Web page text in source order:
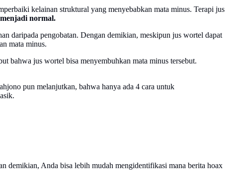
kelainan struktural yang menyebabkan mata minus. Terapi jus
normal.
daripada pengobatan. Dengan demikian, meskipun jus wortel dapat
mata minus.
bahwa jus wortel bisa menyembuhkan mata minus tersebut.
pun melanjutkan, bahwa hanya ada 4 cara untuk
demikian, Anda bisa lebih mudah mengidentifikasi mana berita hoax